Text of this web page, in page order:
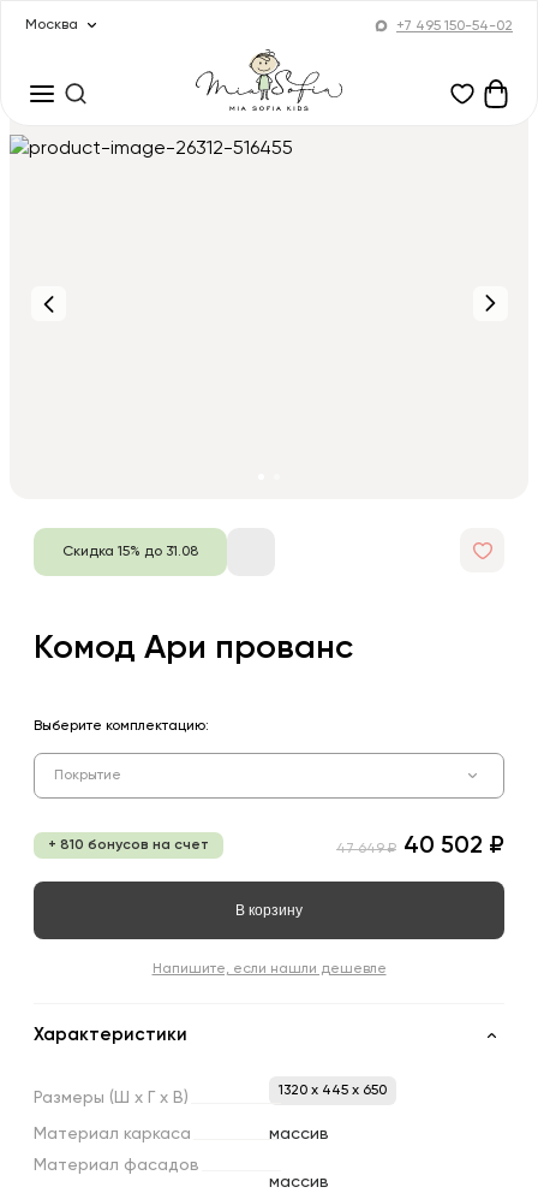
Москва +7 495 150-54-02
Скидка 15% до 31.08
Комод Ари прованс
Выберите комплектацию:
Покрытие
+ 810 бонусов на счет 47 649 ₽ 40 502 ₽
В корзину
Напишите, если нашли дешевле
Характеристики
Размеры (Ш х х В) 1320 x 445 x 650
Материал каркаса
массив
Материал фасадов
массив